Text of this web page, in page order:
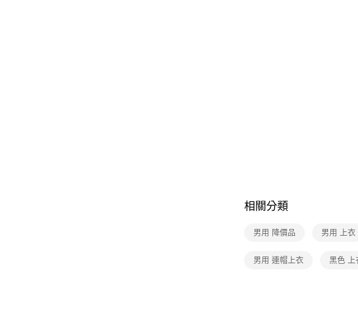
相關分類
男用 降價品 男用 上衣
男用 連帽上衣 黑色 上